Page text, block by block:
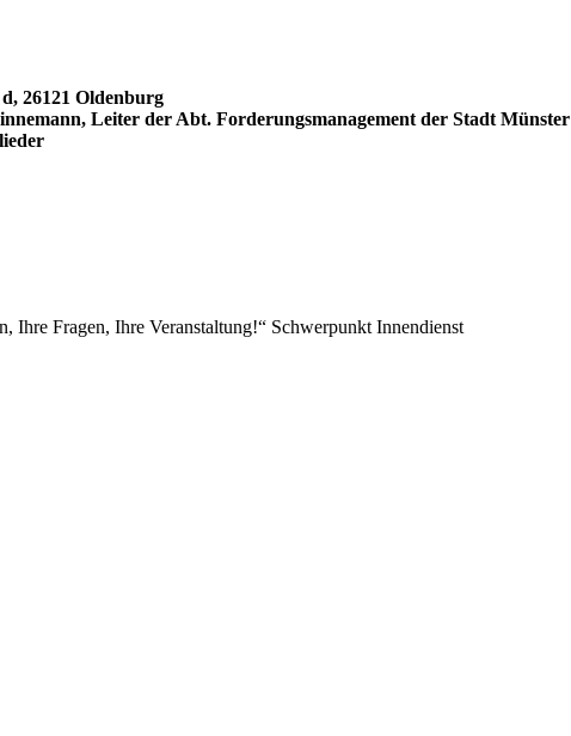
Oldenburg
Leiter der Abt. Forderungsmanagement der Stadt Münster
Ihre Fragen, Ihre Veranstaltung!“ Schwerpunkt Innendienst